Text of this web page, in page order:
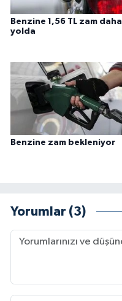
Benzine 1,56 TL zam daha
yolda
Benzine zam bekleniyor
Yorumlar (3)